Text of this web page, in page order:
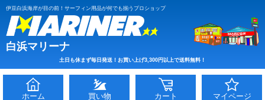
伊豆白浜海岸が目の前！サーフィン用品が何でも揃うプロショップ
白浜マリーナ
土日も休まず毎日発送！お買い上げ3,300円以上で送料無料！
ホーム 買い物 カート マイページ